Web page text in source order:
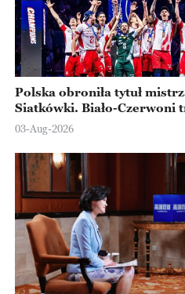
Polska obroniła tytuł
Siatkówki. Biało-Czerwoni
Ningbo
03-Aug-2026